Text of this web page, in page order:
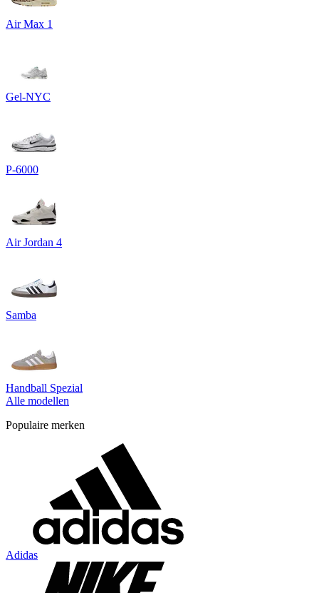
Air Max 1
Gel-NYC
P-6000
Air Jordan 4
Samba
Handball Spezial
Alle modellen
Populaire merken
Adidas